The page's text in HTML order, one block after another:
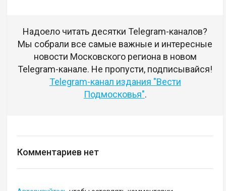
Надоело читать десятки Telegram-каналов?
Мы собрали все самые важные и интересные
новости Московского региона в новом
Telegram-канале. Не пропусти, подписывайся!
Telegram-канал издания "Вести
Подмосковья".
Комментариев нет